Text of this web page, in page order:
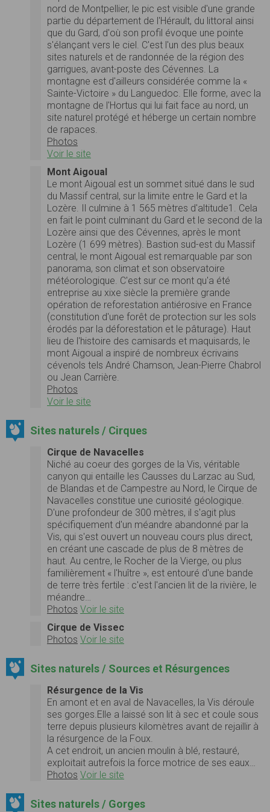
nord de Montpellier, le pic est visible d'une grande
partie du département de l'Hérault, du littoral ainsi
que du Gard, d'où son profil évoque une pointe
s'élançant vers le ciel. C'est l'un des plus beaux
sites naturels et de randonnée de la région des
garrigues, avant-poste des Cévennes. La
montagne est d'ailleurs considérée comme la «
Sainte-Victoire » du Languedoc. Elle forme, avec la
montagne de l'Hortus qui lui fait face au nord, un
site naturel protégé et héberge un certain nombre
de rapaces.
Photos
Voir le site
Mont Aigoual
Le mont Aigoual est un sommet situé dans le sud
du Massif central, sur la limite entre le Gard et la
Lozère. Il culmine à 1 565 mètres d'altitude1. Cela
en fait le point culminant du Gard et le second de la
Lozère ainsi que des Cévennes, après le mont
Lozère (1 699 mètres). Bastion sud-est du Massif
central, le mont Aigoual est remarquable par son
panorama, son climat et son observatoire
météorologique. C'est sur ce mont qu'a été
entreprise au xixe siècle la première grande
opération de reforestation antiérosive en France
(constitution d'une forêt de protection sur les sols
érodés par la déforestation et le pâturage). Haut
lieu de l'histoire des camisards et maquisards, le
mont Aigoual a inspiré de nombreux écrivains
cévenols tels André Chamson, Jean-Pierre Chabrol
ou Jean Carrière.
Photos
Voir le site
Sites naturels / Cirques
Cirque de Navacelles
Niché au coeur des gorges de la Vis, véritable
canyon qui entaille les Causses du Larzac au Sud,
de Blandas et de Campestre au Nord, le Cirque de
Navacelles constitue une curiosité géologique.
D'une profondeur de 300 mètres, il s'agit plus
spécifiquement d'un méandre abandonné par la
Vis, qui s'est ouvert un nouveau cours plus direct,
en créant une cascade de plus de 8 mètres de
haut. Au centre, le Rocher de la Vierge, ou plus
familièrement « l'huître », est entouré d'une bande
de terre très fertile : c'est l'ancien lit de la rivière, le
méandre…
Photos Voir le site
Cirque de Vissec
Photos Voir le site
Sites naturels / Sources et Résurgences
Résurgence de la Vis
En amont et en aval de Navacelles, la Vis déroule
ses gorges.Elle a laissé son lit à sec et coule sous
terre depuis plusieurs kilomètres avant de rejaillir à
la résurgence de la Foux.
A cet endroit, un ancien moulin à blé, restauré,
exploitait autrefois la force motrice de ses eaux…
Photos Voir le site
Sites naturels / Gorges